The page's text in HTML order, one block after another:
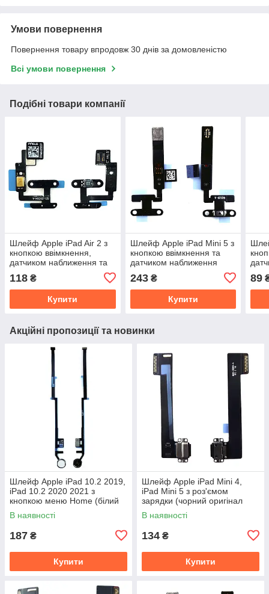
Умови повернення
Повернення товару впродовж 30 днів за домовленістю
Всі умови повернення
Подібні товари компанії
Шлейф Apple iPad Air 2 з
кнопкою ввімкнення,
датчиком наближення та
Китай)
118 ₴
Купити
Шлейф Apple iPad Mini 5 з
кнопкою ввімкнення та
датчиком наближення
243₴
Купити
89
Акційні пропозиції та новинки
Шлейф Apple iPad 10.2 2019,
iPad 10.2 2020 2021 з
кнопкою меню Home (білий
оригінал Китай)
В наявності
187 ₴
Купити
Шлейф Apple iPad Mini 4,
iPad Mini 5 з роз'ємом
зарядки (чорний оригінал
Китай)
В наявності
134 ₴
Купити